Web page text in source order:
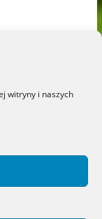
witryny i naszych
i młodzieży –